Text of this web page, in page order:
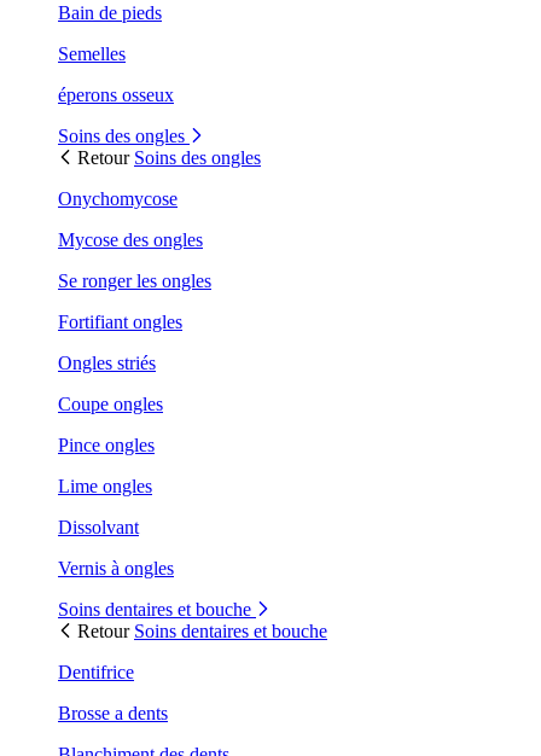
Bain de pieds
Semelles
éperons osseux
Soins des ongles
Retour Soins des ongles
Onychomycose
Mycose des ongles
Se ronger les ongles
Fortifiant ongles
Ongles striés
Coupe ongles
Pince ongles
Lime ongles
Dissolvant
Vernis à ongles
Soins dentaires et bouche
Retour Soins dentaires et bouche
Dentifrice
Brosse a dents